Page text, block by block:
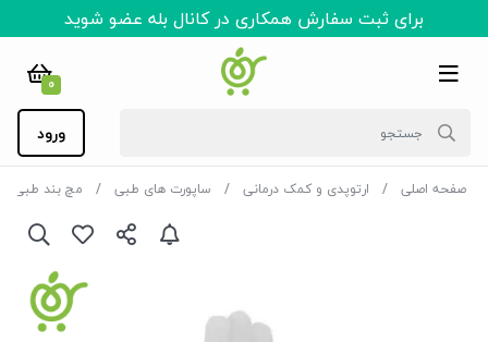
برای ثبت سفارش همکاری در کانال بله عضو شوید
0
ورود
صفحه اصلی ارتوپدی و کمک درمانی ساپورت های طبی مچ بند طبی